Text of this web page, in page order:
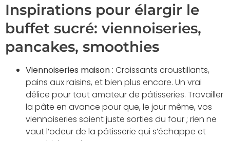
Inspirations pour élargir le
buffet sucré: viennoiseries,
pancakes, smoothies
Viennoiseries maison : Croissants croustillants,
pains aux raisins, et bien plus encore. Un vrai
délice pour tout amateur de pâtisseries. Travailler
la pâte en avance pour que, le jour même, vos
viennoiseries soient juste sorties du four ; rien ne
vaut l’odeur de la pâtisserie qui s’échappe et